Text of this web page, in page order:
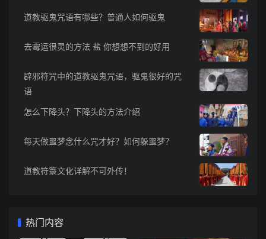
道教驱鬼咒语有哪些？普通人如何驱鬼
去霉运很灵的方法 盐 你想想不到的好用
辟邪符咒中的道教驱鬼咒语，驱鬼很好的咒
语
怎么下降头？下降头的方法介绍
每天做噩梦念什么咒才好？如何躲噩梦？
道教符箓文化详解不可外传！
热门内容